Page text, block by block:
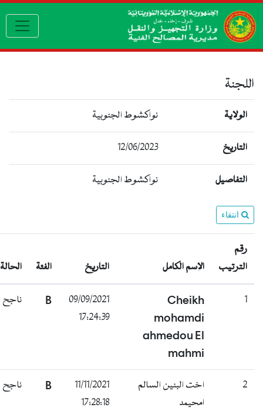
اللجنة
الولاية نواكشوط الجنوبية
التاريخ 12/06/2023
التفاصيل نواكشوط الجنوبية
انتقاء
رقم
الترتيب
الإسم الكامل التاريخ الفئة الحالة
Cheikh
mohamdi
ahmedou El
mahmi
09/09/2021
17:24:39
ناجح
اخت البنين السالم
امحيمد
11/11/2021
17:28:18
ناجح